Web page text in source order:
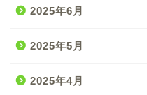
2025年6月
2025年5月
2025年4月